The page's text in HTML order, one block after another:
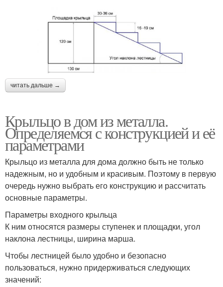
читать дальше →
Крыльцо в дом из металла.
Определяемся с конструкцией и её
параметрами
Крыльцо из металла для дома должно быть не только
надежным, но и удобным и красивым. Поэтому в первую
очередь нужно выбрать его конструкцию и рассчитать
основные параметры.
Параметры входного крыльца
К ним относятся размеры ступенек и площадки, угол
наклона лестницы, ширина марша.
Чтобы лестницей было удобно и безопасно
пользоваться, нужно придерживаться следующих
значений: